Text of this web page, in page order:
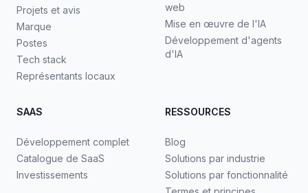
Projets et avis
Marque
Postes
Tech stack
Représentants locaux
web
Mise en œuvre de l'IA
Développement d'agents
d'IA
SAAS
Développement complet
Catalogue de SaaS
Investissements
RESSOURCES
Blog
Solutions par industrie
Solutions par fonctionnalité